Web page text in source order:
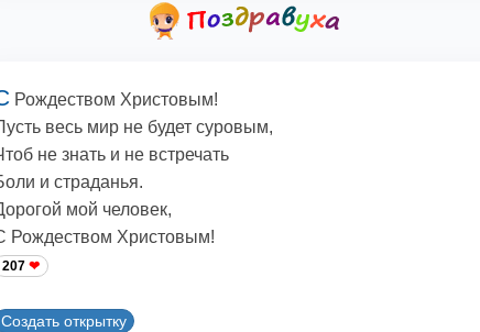
Рождеством Христовым!
весь мир не будет суровым,
не знать и не встречать
и страданья.
мой человек,
Рождеством Христовым!
207
Создать открытку